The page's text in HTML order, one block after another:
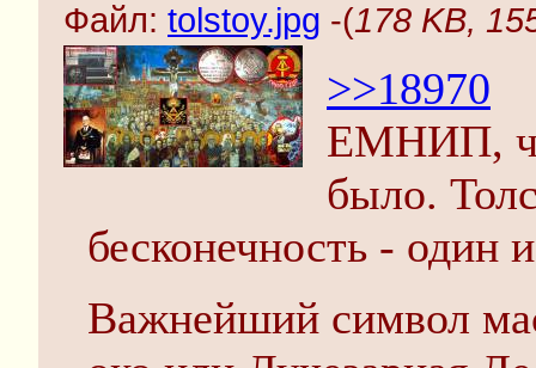
Файл: tolstoy.jpg -(178 KB,
>>18970
ЕМНИП,
было.
бесконечность - один
Важнейший символ